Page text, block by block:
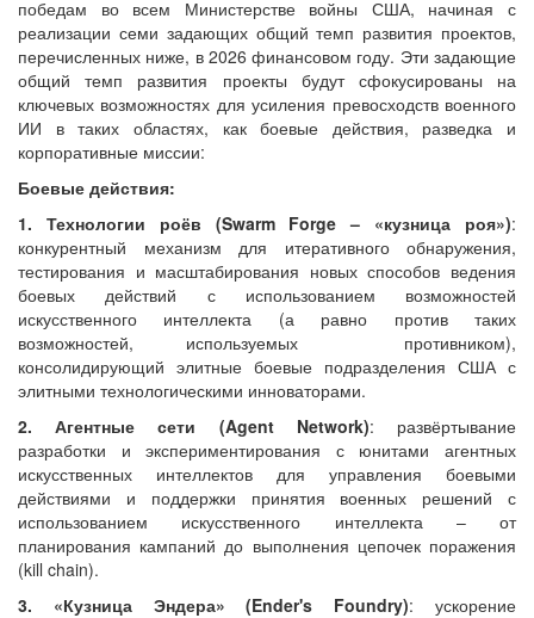
победам во всем Министерстве войны США, начиная с
реализации семи задающих общий темп развития проектов,
перечисленных ниже, в 2026 финансовом году. Эти задающие
общий темп развития проекты будут сфокусированы на
ключевых возможностях для усиления превосходств военного
ИИ в таких областях, как боевые действия, разведка и
корпоративные миссии:
Боевые действия:
1. Технологии роёв (Swarm Forge – «кузница роя»):
конкурентный механизм для итеративного обнаружения,
тестирования и масштабирования новых способов ведения
боевых действий с использованием возможностей
искусственного интеллекта (а равно против таких
возможностей, используемых противником),
консолидирующий элитные боевые подразделения США с
элитными технологическими инноваторами.
2. Агентные сети (Agent Network): развёртывание
разработки и экспериментирования с юнитами агентных
искусственных интеллектов для управления боевыми
действиями и поддержки принятия военных решений с
использованием искусственного интеллекта – от
планирования кампаний до выполнения цепочек поражения
(kill chain).
3. «Кузница Эндера» (Ender's Foundry): ускорение